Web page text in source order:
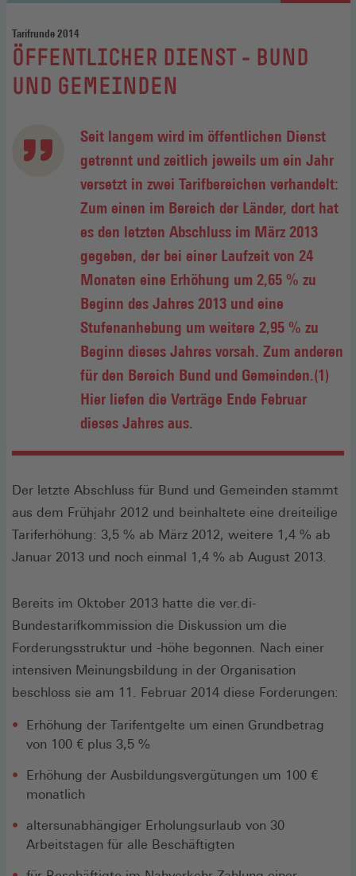
Tarifrunde 2014
:
ÖFFENTLICHER DIENST - BUND
UND GEMEINDEN
Seit langem wird im öffentlichen Dienst
getrennt und zeitlich jeweils um ein Jahr
versetzt in zwei Tarifbereichen verhandelt:
Zum einen im Bereich der Länder, dort hat
es den letzten Abschluss im März 2013
gegeben, der bei einer Laufzeit von 24
Monaten eine Erhöhung um 2,65 % zu
Beginn des Jahres 2013 und eine
Stufenanhebung um weitere 2,95 % zu
Beginn dieses Jahres vorsah. Zum anderen
für den Bereich Bund und Gemeinden.(1)
Hier liefen die Verträge Ende Februar
dieses Jahres aus.
Der letzte Abschluss für Bund und Gemeinden stammt
aus dem Frühjahr 2012 und beinhaltete eine dreiteilige
Tariferhöhung: 3,5 % ab März 2012, weitere 1,4 % ab
Januar 2013 und noch einmal 1,4 % ab August 2013.
Bereits im Oktober 2013 hatte die ver.di-
Bundestarifkommission die Diskussion um die
Forderungsstruktur und -höhe begonnen. Nach einer
intensiven Meinungsbildung in der Organisation
beschloss sie am 11. Februar 2014 diese Forderungen:
Erhöhung der Tarifentgelte um einen Grundbetrag
von 100 € plus 3,5 %
Erhöhung der Ausbildungsvergütungen um 100 €
monatlich
altersunabhängiger Erholungsurlaub von 30
Arbeitstagen für alle Beschäftigten